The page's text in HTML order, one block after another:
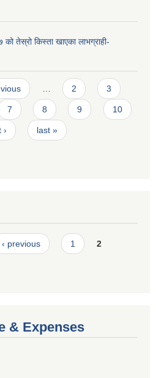
तेस्रो किस्ता खाएका लाभग्राही-
2 3
7 8 9 10
› last »
‹ previous 1 2
& Expenses